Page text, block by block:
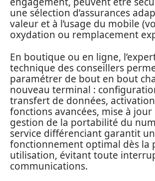
une sélection d’assurances
valeur et à l’usage du mobile
oxydation ou remplacement
En boutique ou en ligne,
technique des conseillers
paramétrer de bout en bout
nouveau terminal :
transfert de données,
fonctions avancées, mise à
gestion de la portabilité du
service différenciant garantit un
fonctionnement optimal dès la
utilisation, évitant toute
communications.